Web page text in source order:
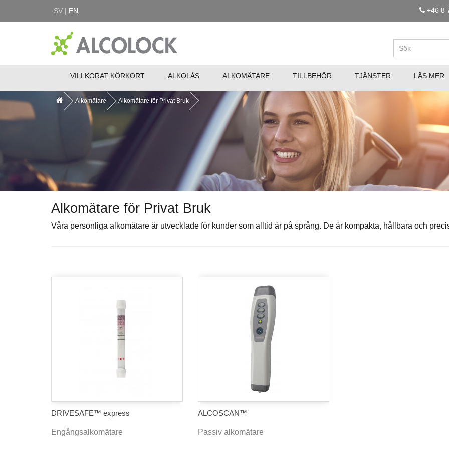
SV | EN +46 8
VILLKORAT KÖRKORT ALKOLÅS ALKOMÄTARE TILLBEHÖR TJÄNSTER LÄS MER
Alkomätare Alkomätare för Privat Bruk
Alkomätare för Privat Bruk
Våra personliga alkomätare är utvecklade för kunder som alltid är på språng. De är kompakta, hållbara och
DRIVESAFE™ express
Engångsalkomätare
ALCOSCAN™
Passiv alkomätare